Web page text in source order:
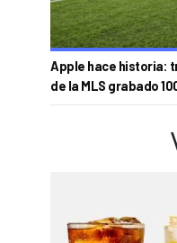
Apple hace historia:
de la MLS grabado